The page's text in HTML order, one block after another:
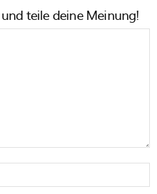
teile deine Meinung!